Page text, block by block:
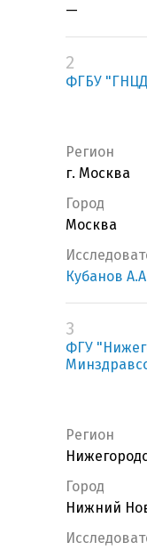
—
2
ФГБУ
Регион
г. Москва
Город
Москва
Кубанов А.А
3
ФГУ
Регион
Город
Нижний